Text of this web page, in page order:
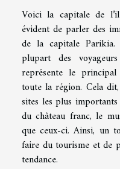
Voici la capitale de
évident de parler des
de la capitale Parikia.
plupart des
représente le
toute la région. Cela
sites les plus
du château franc, le
que ceux-ci. Ainsi, un
faire du tourisme et de
tendance.